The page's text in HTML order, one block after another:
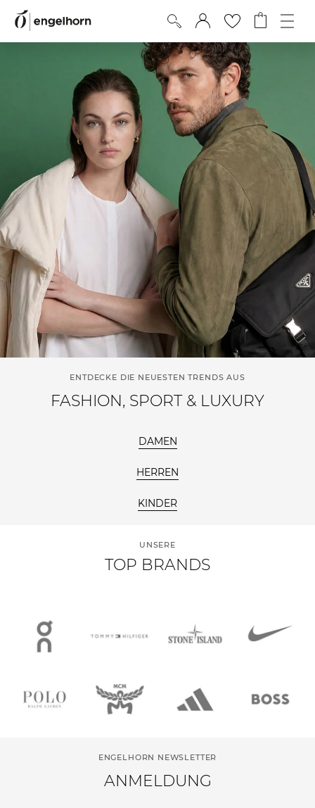
ENTDECKE DIE NEUESTEN TRENDS AUS
FASHION, SPORT & LUXURY
DAMEN
HERREN
KINDER
UNSERE
TOP BRANDS
ENGELHORN NEWSLETTER
ANMELDUNG